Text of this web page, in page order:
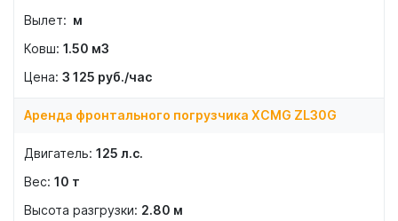
м
1.50 м3
3 125 руб./час
Аренда фронтального погрузчика XCMG ZL30G
125 л.с.
10 т
2.80 м